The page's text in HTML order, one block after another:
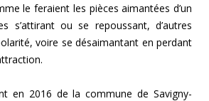
le feraient les pièces aimantées d’un
s’attirant ou se repoussant, d’autres
voire se désaimantant en perdant
en 2016 de la commune de Savigny-